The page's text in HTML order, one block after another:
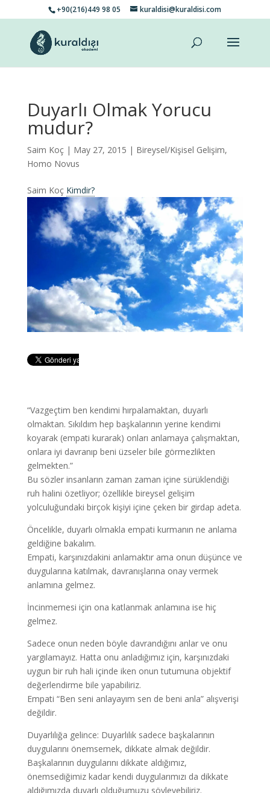
+90(216)449 98 05 kuraldisi@kuraldisi.com
Duyarlı Olmak Yorucu
mudur?
Saim Koç| May 27, 2015 | Bireysel/Kişisel Gelişim,
Homo Novus
Saim Koç Kimdir?
“Vazgeçtim ben kendimi hırpalamaktan, duyarlı
olmaktan. Sıkıldım hep başkalarının yerine kendimi
koyarak (empati kurarak) onları anlamaya çalışmaktan,
onlara iyi davranıp beni üzseler bile görmezlikten
gelmekten.”
Bu sözler insanların zaman zaman içine sürüklendiği
ruh halini özetliyor; özellikle bireysel gelişim
yolculuğundaki birçok kişiyi içine çeken bir girdap adeta.
Öncelikle, duyarlı olmakla empati kurmanın ne anlama
geldiğine bakalım.
Empati, karşınızdakini anlamaktır ama onun düşünce ve
duygularına katılmak, davranışlarına onay vermek
anlamına gelmez.
İncinmemesi için ona katlanmak anlamına ise hiç
gelmez.
Sadece onun neden böyle davrandığını anlar ve onu
yargılamayız. Hatta onu anladığımız için, karşınızdaki
uygun bir ruh hali içinde iken onun tutumuna objektif
değerlendirme bile yapabiliriz.
Empati “Ben seni anlayayım sen de beni anla” alışverişi
değildir.
Duyarlılığa gelince: Duyarlılık sadece başkalarının
duygularını önemsemek, dikkate almak değildir.
Başkalarının duygularını dikkate aldığımız,
önemsediğimiz kadar kendi duygularımızı da dikkate
aldığımızda duyarlı olduğumuzu söyleyebiliriz.